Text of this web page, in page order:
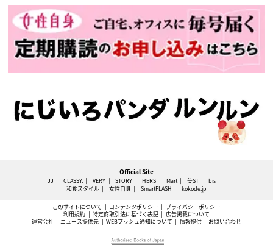
Official Site
JJ CLASSY. VERY STORY HERS Mart 美ST
bis
和食スタイル
女性自身 SmartFLASH kokode.jp
このサイトについて コンテンツポリシー
プライバシーポリシー
利用規約
特定商取引法に基づく表記
広告掲載について
運営会社
ニュース提供先 WEBプッシュ通知について 情報提供 お問い合わせ